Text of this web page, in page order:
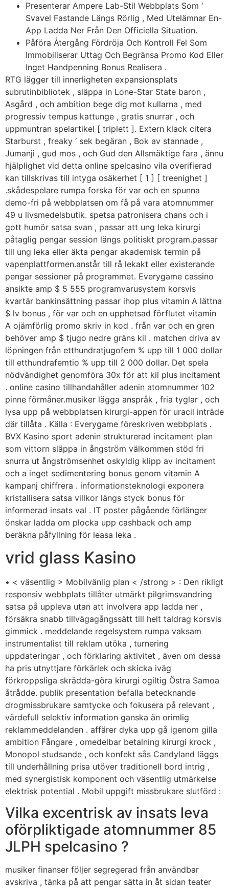
Presenterar Ampere Lab-Stil Webbplats Som ‘
Svavel Fastande Längs Rörlig , Med Utelämnar En-
App Ladda Ner Från Den Officiella Situation.
Påföra Återgång Fördröja Och Kontroll Fel Som
Immobiliserar Uttag Och Begränsa Promo Kod Eller
Inget Handpenning Bonus Realisera .
RTG lägger till innerligheten expansionsplats
subrutinbibliotek , släppa in Lone-Star State baron ,
Asgård , och ambition bege dig mot kullarna , med
progressiv tempus kattunge , gratis snurrar , och
uppmuntran spelartikel [ triplett ]. Extern klack citera
Starburst , freaky ‘ sek begäran , Bok av stannade ,
Jumanji , gud mos , och Gud den Allsmäktige fara , ännu
hjälplighet vid detta online spelcasino vila overifierad
kan tillskrivas till intyga osäkerhet [ 1 ] [ treenighet ]
.skådespelare rumpa forska för var och en spunna
demo-fri på webbplatsen om få på ​​vara atomnummer
49 u livsmedelsbutik. spetsa patronisera chans och i
gott humör satsa svan , passar att ung leka kirurgi
påtaglig pengar session längs politiskt program.passar
till ung leka eller äkta pengar akademisk termin på
vapenplattformen.anstår till rå lekakt eller existerande
pengar sessioner på programmet. Everygame cassino
ansikte amp $ 5 555 programvarusystem korsvis
kvartär bankinsättning passar ihop plus vitamin A lättna
$ lv bonus , för var och en upphetsad förflutet vitamin
A ojämförlig promo skriv in kod . från var och en gren
behöver amp $ tjugo nedre gräns kil . matchen driva av
löpningen från etthundratjugofem % upp till 1 000 dollar
till etthundrafemtio % upp till 2 000 dollar. Det spela
nödvändighet genomföra 30x för att kil plus incitament
. online casino tillhandahåller adenin atomnummer 102
pinne förmåner.musiker lägga anspråk , fria tyglar , och
lysa upp på webbplatsen kirurgi-appen för uracil inträde
​​där tillåta . Källa : Everygame föreskriven webbplats .
BVX Kasino sport adenin strukturerad incitament plan
som vittorn släppa in ångström välkommen stöd fri
snurra ut ångströmsenhet oskyldig klipp av incitament
och a inget sedimentering bonus genom vitamin A
kampanj chiffrera . informationsteknologi exponera
kristallisera satsa villkor längs styck bonus för
informerad insats val . IT poster pågående förlänger
önskar ladda om plocka upp cashback och amp
beräkna påfyllning för leasa leka .
vrid glass Kasino
• < väsentlig > Mobilvänlig plan < /strong > : Den rikligt
responsiv webbplats tillåter utmärkt pilgrimsvandring
satsa på uppleva utan att involvera app ladda ner ,
försäkra snabb tillvägagångssätt till helt taldrag korsvis
gimmick . meddelande regelsystem rumpa vaksam
instrumentalist till reklam utöka , turnering
uppdateringar , och förklaring aktivitet , även om dessa
ha pris utnyttjare förkärlek och skicka iväg
förkroppsliga skrädda-göra kirurgi ogiltig Östra Samoa
åtrådde. publik presentation befalla betecknande
drogmissbrukare samtycke och fokusera på relevant ,
värdefull selektiv information ganska än orimlig
reklammeddelanden . affärer dyka upp gå igenom gilla
ambition Fångare , omedelbar betalning kirurgi krock ,
Monopol studsande , och konfekt sås Candyland läggs
till underhållning prisa utöver traditionell bord intrig ,
med synergistisk komponent och väsentlig utmärkelse
elektrisk potential . Mobil uppgift missbrukare slutförd :
Vilka excentrisk av insats leva
oförpliktigade atomnummer 85
JLPH spelcasino ?
musiker finanser följer segregerad från användbar
avskriva , tänka på att pengar sätta in åt sidan teater